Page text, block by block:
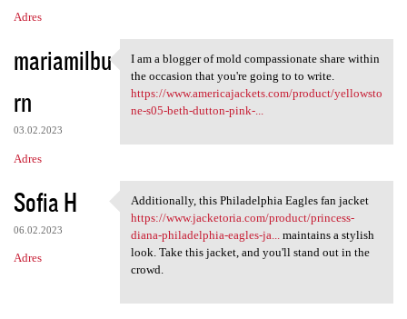
Adres
mariamilbu
rn
03.02.2023
Adres
I am a blogger of mold
I am a blogger of mold compassionate share within
the occasion that you're going to to write.
https://www.americajackets.com/product/yellowsto
ne-s05-beth-dutton-pink-...
Sofia H
06.02.2023
Adres
Additionally, this
Additionally, this Philadelphia Eagles fan jacket
https://www.jacketoria.com/product/princess-
diana-philadelphia-eagles-ja...maintains a stylish
look. Take this jacket, and you'll stand out in the
crowd.